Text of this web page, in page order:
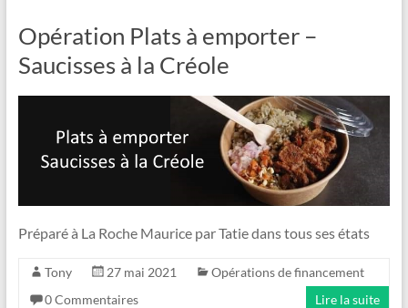
Opération Plats à emporter –
Saucisses à la Créole
Préparé à La Roche Maurice par Tatie dans tous ses états
Tony 27 mai 2021
Opérations de financement
0 Commentaires
Lire la suite